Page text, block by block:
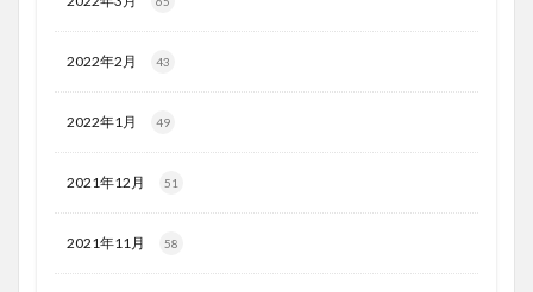
2022年2月 43
2022年1月 49
2021年12月 51
2021年11月 58